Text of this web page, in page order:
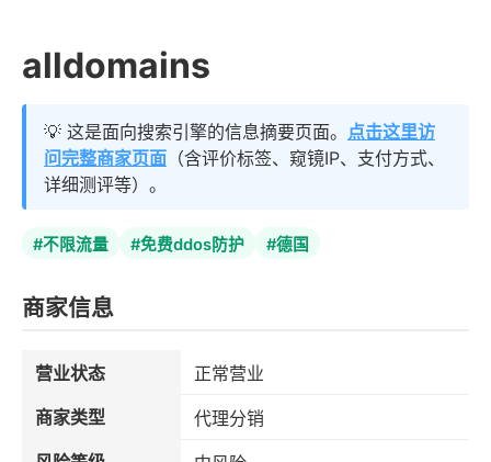
alldomains
💡 这是面向搜索引擎的信息摘要页面。 点击这里访
问完整商家页面 （含评价标签、窥镜IP、支付方式、
详细测评等）。
#不限流量 #免费ddos防护 #德国
商家信息
营业状态
正常营业
商家类型
代理分销